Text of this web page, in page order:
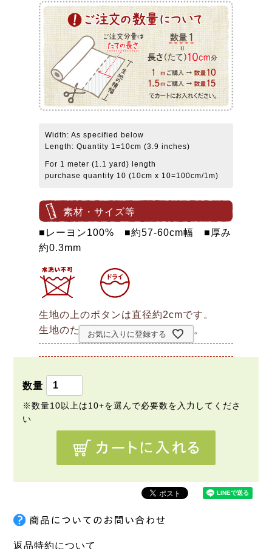
Width: As specified below
Length: Quantity 1=10cm (3.9 inches)
For 1 meter (1.1 yard) length
purchase quantity 10 (10cm x 10=100cm/1m)
素材・サイズ等
■レーヨン100% ■約57-60cm幅 ■厚み
約0.3mm
生地の上のボタンは直径約2cmです。
生地のたて方向＝写真のたてです。
お気に入りに登録する
返品特約について